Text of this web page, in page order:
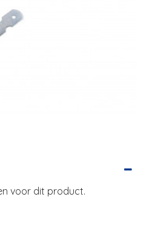
voor dit product.